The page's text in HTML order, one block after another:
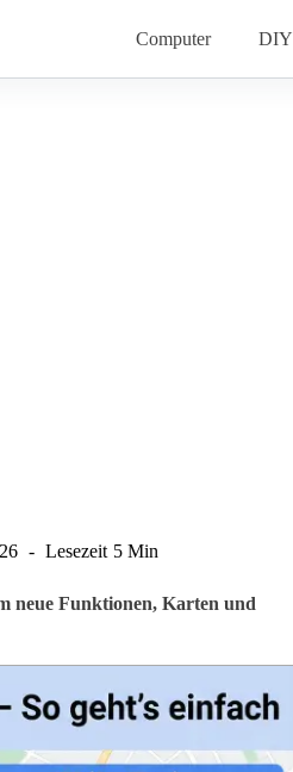
Computer DIY
Lesezeit 5 Min
neue Funktionen, Karten und